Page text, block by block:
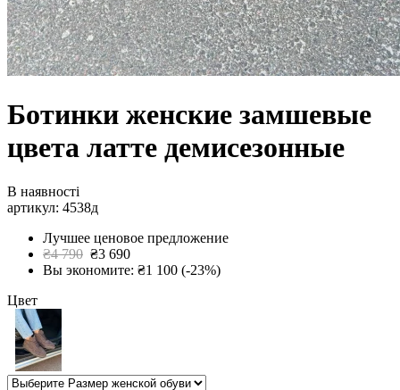
Ботинки женские замшевые
цвета латте демисезонные
В наявності
артикул: 4538д
Лучшее ценовое предложение
₴4 790 ₴3 690
Вы экономите: ₴1 100 (-23%)
Цвет